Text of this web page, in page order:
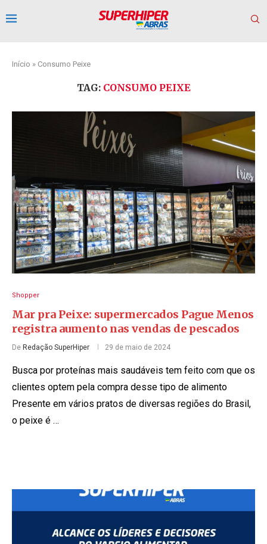
Início » Consumo Peixe
TAG: CONSUMO PEIXE
Shopper
Mar pra Peixe: supermercados Pague Menos
registra aumento nas vendas de pescados
De Redação SuperHiper 29 de maio de 2024
Busca por proteínas mais saudáveis tem feito com que os
clientes optem pela compra desse tipo de alimento
Presente em vários pratos de diversas regiões do Brasil,
o peixe é …